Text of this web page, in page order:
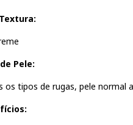
Textura:
Pele:
os tipos de rugas, pele normal